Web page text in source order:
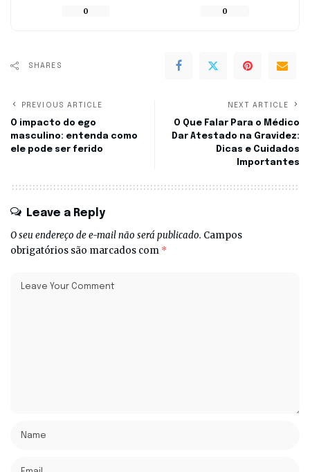
0 0
SHARES
PREVIOUS ARTICLE
O impacto do ego
masculino: entenda como
ele pode ser ferido
NEXT ARTICLE
O Que Falar Para o Médico
Dar Atestado na Gravidez:
Dicas e Cuidados
Importantes
Leave a Reply
O seu endereço de e-mail não será publicado. Campos
obrigatórios são marcados com *